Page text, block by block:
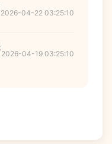
2026-04-22 03:25:10
2026-04-19 03:25:10